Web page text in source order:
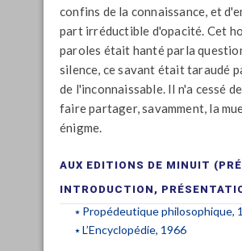
confins de la connaissance, et
part irréductible d'opacité. Cet
paroles était hanté parla
silence, ce savant était taraudé
de l'inconnaissable. Il n'a cessé
faire partager, savamment, la
énigme.
AUX EDITIONS DE MINUIT
INTRODUCTION,
Propédeutique philosophique,
L’Encyclopédie, 1966